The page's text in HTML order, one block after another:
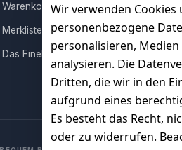
Wir verwenden
personenbezogene
personalisieren,
analysieren. Die
Dritten, die wir in den
aufgrund eines
Es besteht das Recht,
oder zu widerrufen.
Warenkorb
Merkliste
Das FineBuy-Magazin